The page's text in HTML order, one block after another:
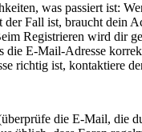
was passiert ist:
Fall ist, braucht dein
Registrieren wird dir
die E-Mail-Adresse
richtig ist, kontaktiere
die E-Mail, die